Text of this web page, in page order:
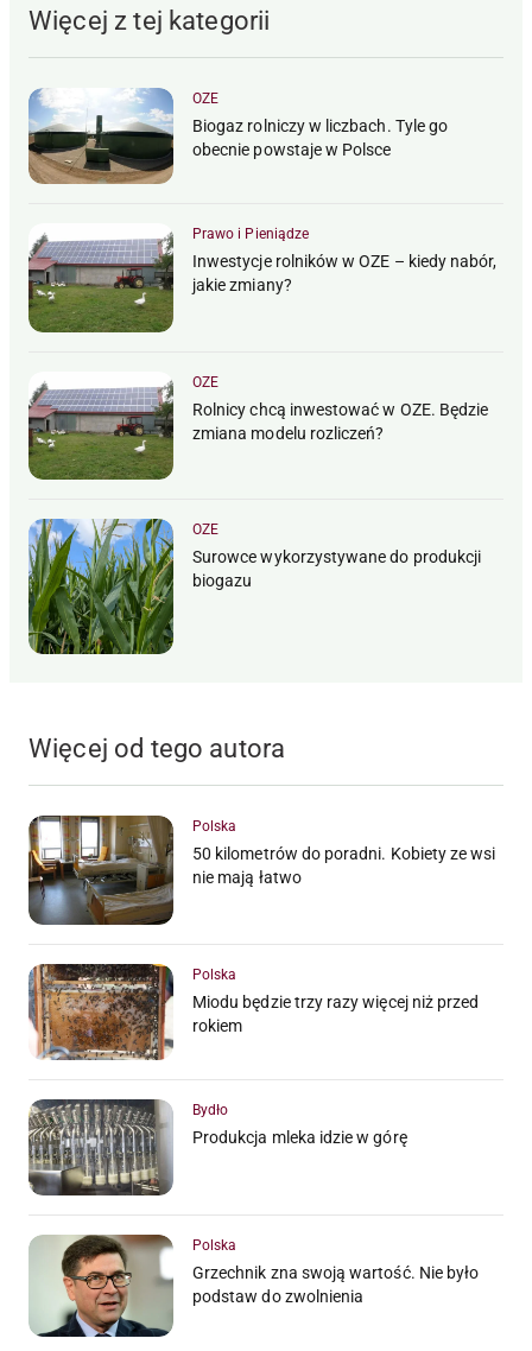
Więcej z tej kategorii
OZE
Biogaz rolniczy w liczbach. Tyle go
obecnie powstaje w Polsce
Prawo i Pieniądze
Inwestycje rolników w OZE – kiedy nabór,
jakie zmiany?
OZE
Rolnicy chcą inwestować w OZE. Będzie
zmiana modelu rozliczeń?
OZE
Surowce wykorzystywane do produkcji
biogazu
Więcej od tego autora
Polska
50 kilometrów do poradni. Kobiety ze wsi
nie mają łatwo
Polska
Miodu będzie trzy razy więcej niż przed
rokiem
Bydło
Produkcja mleka idzie w górę
Polska
Grzechnik zna swoją wartość. Nie było
podstaw do zwolnienia